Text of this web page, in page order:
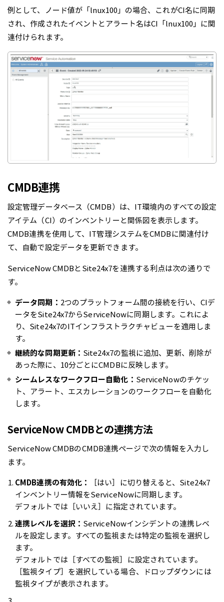
例として、ノード値が「lnux100」の場合、これがCI名に同期
され、作成されたイベントとアラート名はCI「lnux100」に関
連付けられます。
CMDB連携
設定管理データベース（CMDB）は、IT環境内のすべての設定
アイテム（CI）のインベントリーと関係図を表示します。
CMDB連携を使用して、IT管理システムをCMDBに関連付け
て、自動で設定データを更新できます。
ServiceNow CMDBとSite24x7を連携する利点は次の通りで
す。
データ同期： 2つのプラットフォーム間の接続を行い、CIデ
ータをSite24x7からServiceNowに同期します。これによ
り、Site24x7のITインフラストラクチャビューを適用しま
す。
継続的な同期更新： Site24x7の監視に追加、更新、削除が
あった際に、10分ごとにCMDBに反映します。
シームレスなワークフロー自動化： ServiceNowのチケッ
ト、アラート、エスカレーションのワークフローを自動化
します。
ServiceNow CMDBとの連携方法
ServiceNow CMDBのCMDB連携ページで次の情報を入力し
ます。
CMDB連携の有効化：
［はい］に切り替えると、Site24x7
インベントリー情報をServiceNowに同期します。
デフォルトでは［いいえ］に指定されています。
連携レベルを選択： ServiceNowインシデントの連携レベ
ルを設定します。すべての監視または特定の監視を選択し
ます。
デフォルトでは［すべての監視］に設定されています。
［監視タイプ］を選択している場合、ドロップダウンには
監視タイプが表示されます。